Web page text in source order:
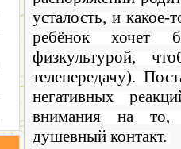
усталость, и
ребёнок хочет
физкультурой,
телепередачу).
не­гативных
внимания на
душевный контакт.